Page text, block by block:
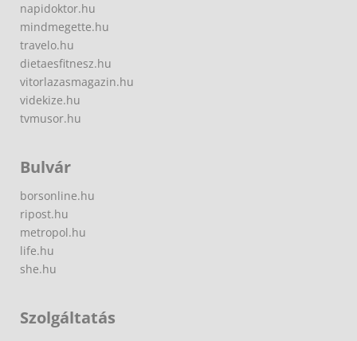
napidoktor.hu
mindmegette.hu
travelo.hu
dietaesfitnesz.hu
vitorlazasmagazin.hu
videkize.hu
tvmusor.hu
Bulvár
borsonline.hu
ripost.hu
metropol.hu
life.hu
she.hu
Szolgáltatás